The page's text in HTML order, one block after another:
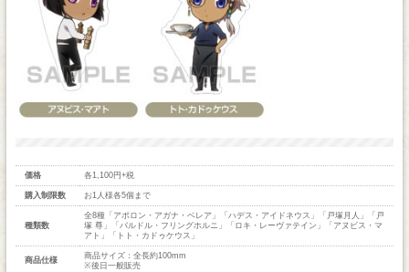
価格 各1,100円+税
購入制限数 お1人様各5個まで
種類数
全8種「アポロン・アガナ・ベレア」「ハデス・アイドネウス」「戸塚月人」「戸
塚 尊」「バルドル・フリングホルニ」「ロキ・レーヴァテイン」「アヌビス・マ
アト」「トト・カドゥケウス」
商品仕様
商品サイズ：全長約100mm
※後日一般販売